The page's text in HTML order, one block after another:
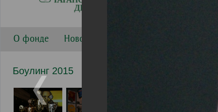
О фонде Новости
Боулинг 2015